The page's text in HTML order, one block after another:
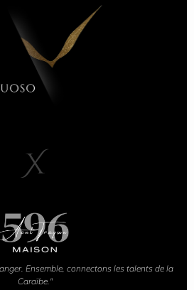
X
Ensemble, connectons les talents de la
Caraïbe."